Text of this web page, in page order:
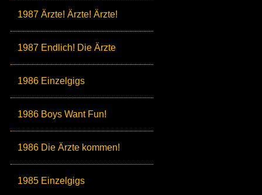
1987 Ärzte! Ärzte! Ärzte!
1987 Endlich! Die Ärzte
1986 Einzelgigs
1986 Boys Want Fun!
1986 Die Ärzte kommen!
1985 Einzelgigs